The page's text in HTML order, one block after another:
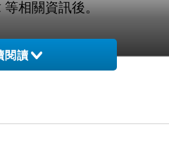
相關資訊後。
優惠啦。
閱讀